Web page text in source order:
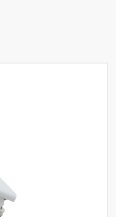
Ellenőrizni
és a